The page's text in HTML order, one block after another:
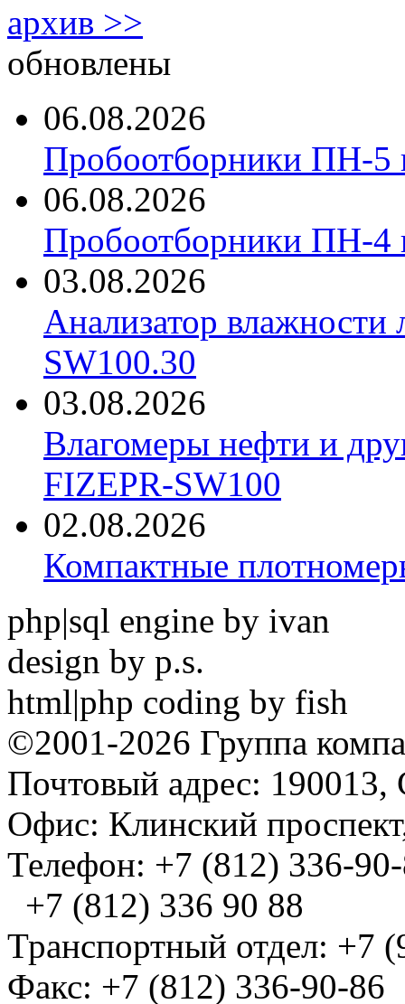
архив >>
обновлены
06.08.2026
Пробоотборники ПН-
06.08.2026
Пробоотборники ПН-
03.08.2026
Анализатор
SW100.30
03.08.2026
Влагомеры нефти и
FIZEPR-SW100
02.08.2026
Компактные
php|sql engine by ivan
design by p.s.
html|php coding by fish
©2001-2026 Группа
Почтовый адрес: 190013,
Офис: Клинский
Телефон: +7 (812) 336-
+7 (812) 336 90 88
Транспортный отдел: +7
Факс: +7 (812) 336-90-86